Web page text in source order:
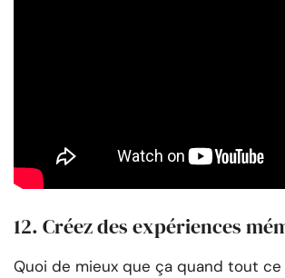
12. Créez des expériences
Quoi de mieux que ça quand tout